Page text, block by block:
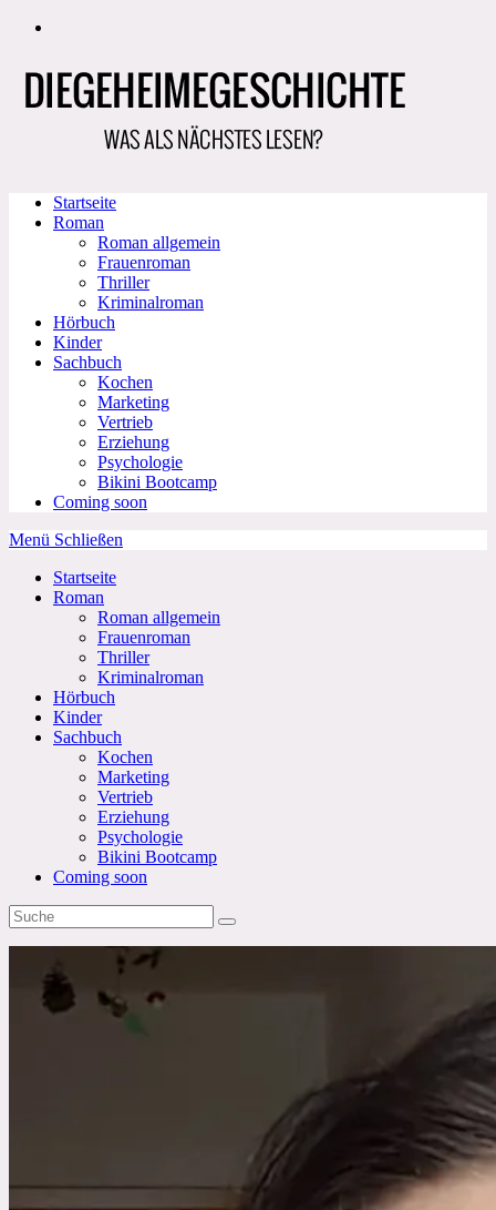
Zum
Startseite
Roman
Roman allgemein
Frauenroman
Thriller
Kriminalroman
Hörbuch
Kinder
Sachbuch
Kochen
Marketing
Vertrieb
Erziehung
Psychologie
Bikini Bootcamp
Coming soon
Menü Schließen
Startseite
Roman
Roman allgemein
Frauenroman
Thriller
Kriminalroman
Hörbuch
Kinder
Sachbuch
Kochen
Marketing
Vertrieb
Erziehung
Psychologie
Bikini Bootcamp
Coming soon